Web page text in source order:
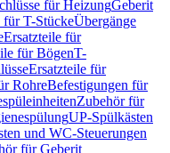
für HeizungGeberit
für T-StückeÜbergänge
Ersatzteile für
für BögenT-
Ersatzteile für
RohreBefestigungen für
Zubehör für
UP-Spülkästen
und WC-Steuerungen
für Geberit